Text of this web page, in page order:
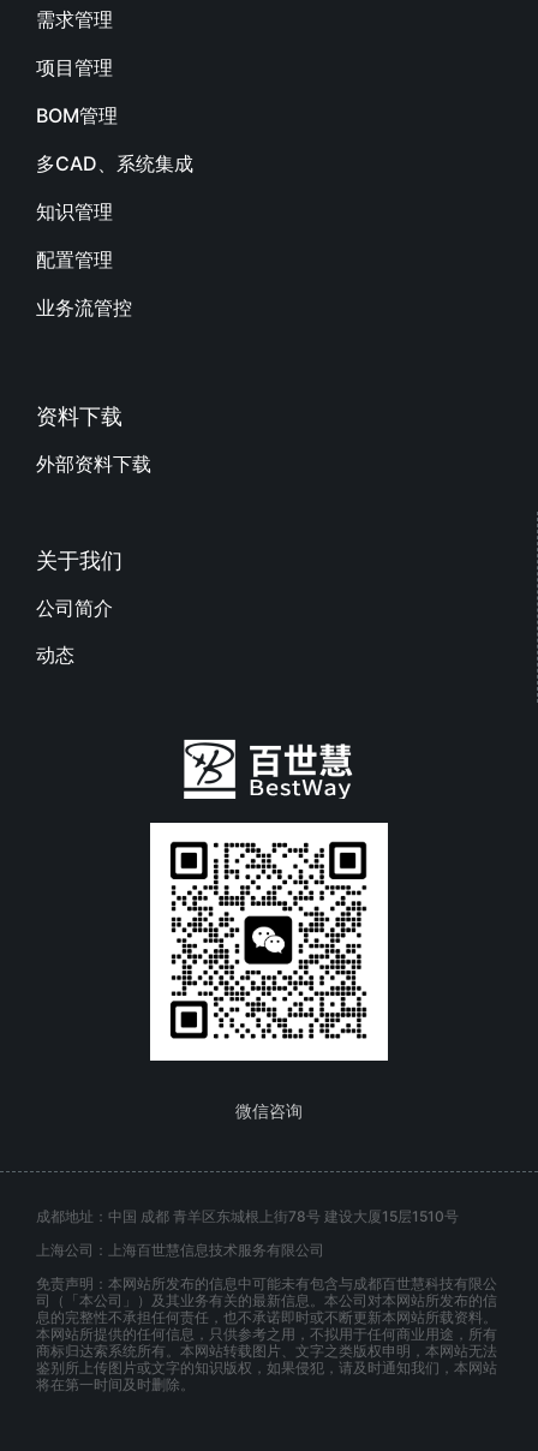
需求管理
项目管理
BOM管理
多CAD、系统集成
知识管理
配置管理
业务流管控
资料下载
外部资料下载
关于我们
公司简介
动态
微信咨询
成都地址：中国 成都 青羊区东城根上街78号 建设大厦15层1510号
上海公司：上海百世慧信息技术服务有限公司
免责声明：本网站所发布的信息中可能未有包含与成都百世慧科技有限公
司（「本公司」）及其业务有关的最新信息。本公司对本网站所发布的信
息的完整性不承担任何责任，也不承诺即时或不断更新本网站所载资料。
本网站所提供的任何信息，只供参考之用，不拟用于任何商业用途，所有
商标归达索系统所有。本网站转载图片、文字之类版权申明，本网站无法
鉴别所上传图片或文字的知识版权，如果侵犯，请及时通知我们，本网站
将在第一时间及时删除。